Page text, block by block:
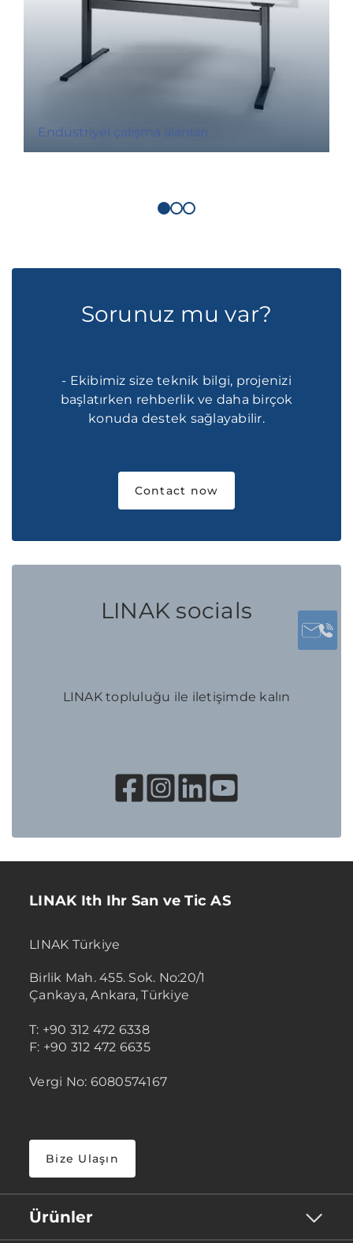
Endüstriyel çalışma alanları
Sorunuz mu var?
- Ekibimiz size teknik bilgi, projenizi
başlatırken rehberlik ve daha birçok
konuda destek sağlayabilir.
Contact now
LINAK socials
LINAK topluluğu ile iletişimde kalın
LINAK Ith Ihr San ve Tic AS
LINAK Türkiye
Birlik Mah. 455. Sok. No:20/1
Çankaya, Ankara, Türkiye
T: +90 312 472 6338
F: +90 312 472 6635
Vergi No: 6080574167
Bize Ulaşın
Ürünler